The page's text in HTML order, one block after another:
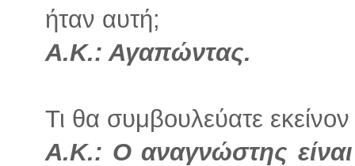
ήταν αυτή;
Α.Κ.: Αγαπώντας.
Τι θα συμβουλεύατε
Α.Κ.: Ο αναγνώστης